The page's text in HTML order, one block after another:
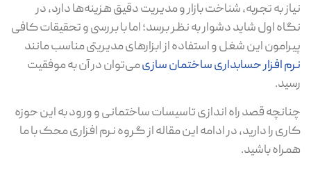
نیاز به تجربه، شناخت بازار و مدیریت دقیق هزینه‌ها دارد، در
نگاه اول شاید دشوار به نظر برسد؛ اما با بررسی و تحقیقات کافی
پیرامون این شغل و استفاده از ابزارهای مدیریتی مناسب مانند
نرم افزار حسابداری ساختمان سازیمی‌توان در آن به موفقیت
رسید.
چنانچه قصد راه اندازی تاسیسات ساختمانی و ورود به این حوزه
کاری را دارید، در ادامه این مقاله از گروه نرم افزاری محک با ما
همراه باشید.